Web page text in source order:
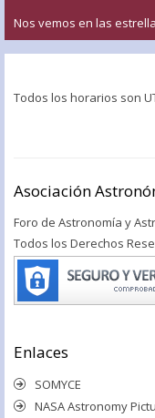
Nos vemos en las
Todos los horarios son
Asociación
Foro de Astronomía y
Todos los Derechos
Enlaces
SOMYCE
NASA Astronomy